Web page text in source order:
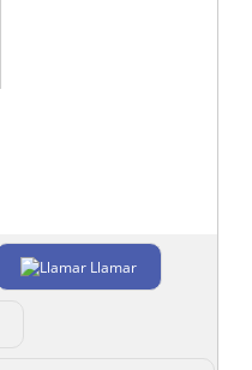
Llamar